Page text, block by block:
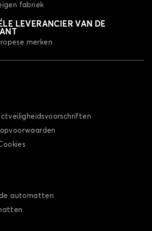
fabriek
LEVERANCIER VAN DE
merken
automatten